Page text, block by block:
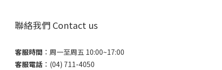
聯絡我們 Contact us
客服時間 ：​周一至周五 10:00~17:00
客服電話 ​：(04) 711-4050